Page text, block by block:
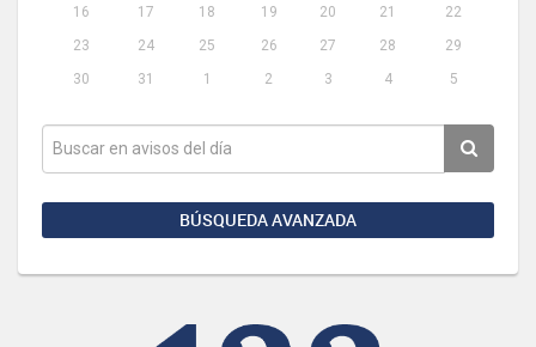
16
17 18 19 20 21
22
23
24 25 26 27 28
29
30
31 1 2 3 4 5
BÚSQUEDA AVANZADA